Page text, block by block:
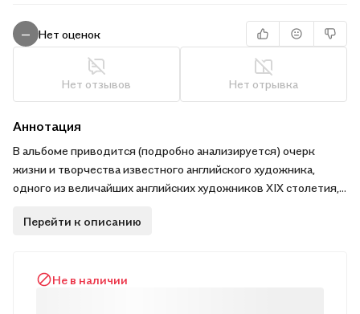
— Нет оценок
Нет отзывов Нет отрывка
Аннотация
В альбоме приводится (подробно анализируется) очерк
жизни и творчества известного английского художника,
одного из величайших английских художников XIX столетия,
книги насыщен иллюстрациями. При иллюстрировании
будет пользоваться спросом в выставочных залах и галереях,
Перейти к описанию
Не в наличии